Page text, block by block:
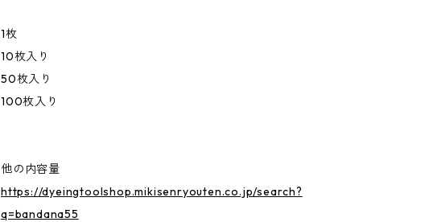
1枚
10枚入り
50枚入り
100枚入り
他の内容量
https://dyeingtoolshop.mikisenryouten.co.jp/search?
q=bandana55